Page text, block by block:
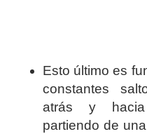
Esto último es
constantes
atrás y hacia
partiendo de